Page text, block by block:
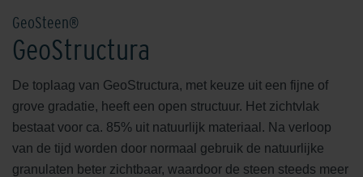
GeoSteen®
GeoStructura
De toplaag van GeoStructura, met keuze uit een fijne of
grove gradatie, heeft een open structuur. Het zichtvlak
bestaat voor ca. 85% uit natuurlijk materiaal. Na verloop
van de tijd worden door normaal gebruik de natuurlijke
granulaten beter zichtbaar, waardoor de steen steeds meer